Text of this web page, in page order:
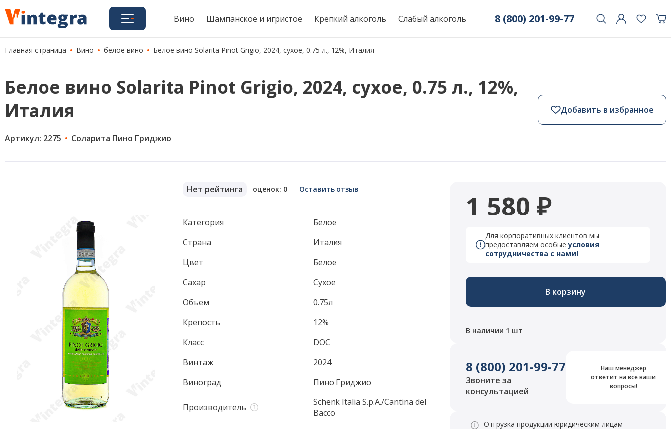
Вино Шампанское и игристое Крепкий алкоголь Слабый алкоголь 8 (800) 201-99-77
Главная страница Вино белое вино Белое вино Solarita Pinot Grigio, 2024, сухое, 0.75 л., 12%, Италия
Белое вино Solarita Pinot Grigio, 2024, сухое, 0.75 л., 12%,
Италия
Артикул: 2275 Соларита Пино Гриджио
Добавить в избранное
Нет рейтинга оценок: 0 Оставить отзыв
Категория
Белое
Страна
Италия
Цвет
Белое
Сахар
Сухое
Объем
0.75л
Крепость
12%
Класс
DOC
Винтаж
2024
Виноград
Пино Гриджио
Производитель
Schenk Italia S.p.A./Cantina del
Bacco
1 580 ₽
Для корпоративных клиентов мы
предоставляем особыеусловия
сотрудничества с нами!
В корзину
В наличии 1 шт
8 (800) 201-99-77
Звоните за
консультацией
Наш менеджер
ответит на все ваши
вопросы!
Отгрузка продукции юридическим лицам